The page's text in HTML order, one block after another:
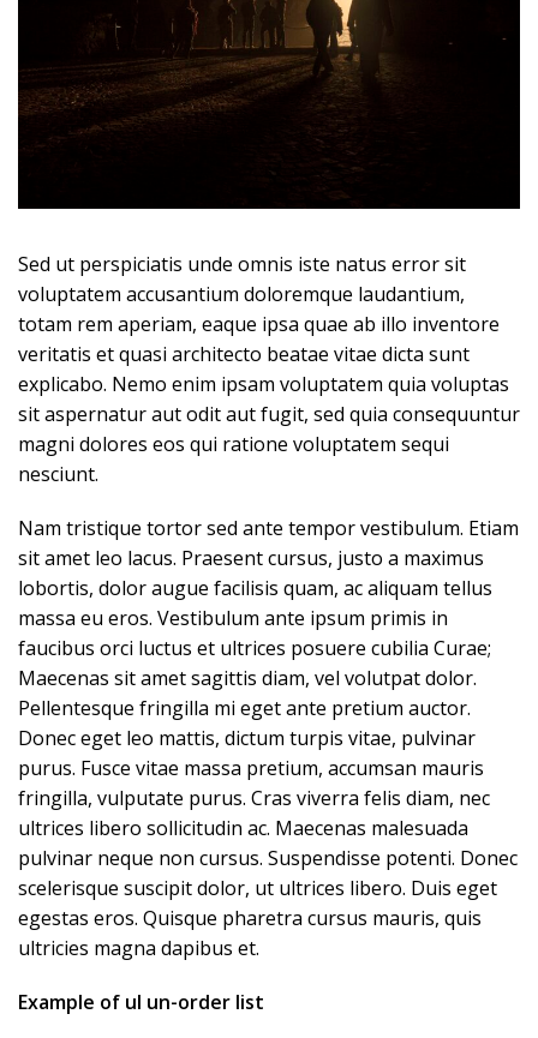
Sed ut perspiciatis unde omnis iste natus error sit
voluptatem accusantium doloremque laudantium,
totam rem aperiam, eaque ipsa quae ab illo inventore
veritatis et quasi architecto beatae vitae dicta sunt
explicabo. Nemo enim ipsam voluptatem quia voluptas
sit aspernatur aut odit aut fugit, sed quia consequuntur
magni dolores eos qui ratione voluptatem sequi
nesciunt.
Nam tristique tortor sed ante tempor vestibulum. Etiam
sit amet leo lacus. Praesent cursus, justo a maximus
lobortis, dolor augue facilisis quam, ac aliquam tellus
massa eu eros. Vestibulum ante ipsum primis in
faucibus orci luctus et ultrices posuere cubilia Curae;
Maecenas sit amet sagittis diam, vel volutpat dolor.
Pellentesque fringilla mi eget ante pretium auctor.
Donec eget leo mattis, dictum turpis vitae, pulvinar
purus. Fusce vitae massa pretium, accumsan mauris
fringilla, vulputate purus. Cras viverra felis diam, nec
ultrices libero sollicitudin ac. Maecenas malesuada
pulvinar neque non cursus. Suspendisse potenti. Donec
scelerisque suscipit dolor, ut ultrices libero. Duis eget
egestas eros. Quisque pharetra cursus mauris, quis
ultricies magna dapibus et.
Example of ul un-order list